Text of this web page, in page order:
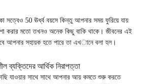
সত্বেও 50 ঊর্ধ্ব বয়সে কিন্তু আপনার সময় ফুরিয়ে যায়
করার মতো তখনও অনেক কিছু বাকি থাকে। জীবনের এই
আপনার সহায়ক হতে পারে তা এখানে বলা হল।
ব্যক্তিদের আর্থিক নিরাপত্তা
যাওয়ার সাথে সাথে আপনার আয় কমতে শুরু করতে